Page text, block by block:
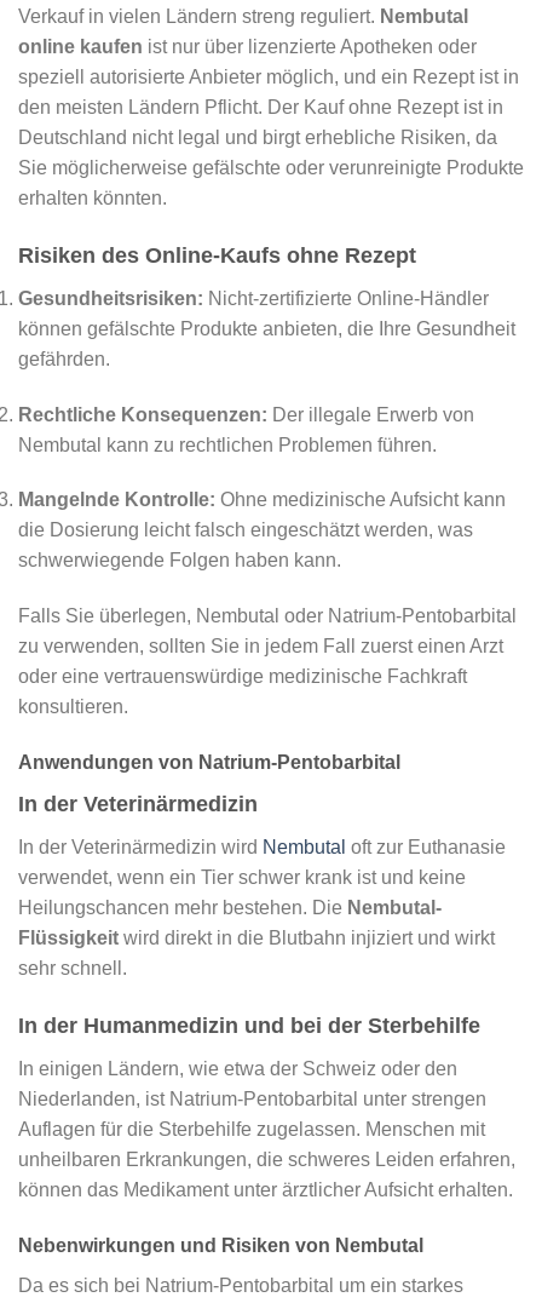
Verkauf in vielen Ländern streng reguliert. Nembutal
online kaufen ist nur über lizenzierte Apotheken oder
speziell autorisierte Anbieter möglich, und ein Rezept ist in
den meisten Ländern Pflicht. Der Kauf ohne Rezept ist in
Deutschland nicht legal und birgt erhebliche Risiken, da
Sie möglicherweise gefälschte oder verunreinigte Produkte
erhalten könnten.
Risiken des Online-Kaufs ohne Rezept
Gesundheitsrisiken: Nicht-zertifizierte Online-Händler
können gefälschte Produkte anbieten, die Ihre Gesundheit
gefährden.
Rechtliche Konsequenzen: Der illegale Erwerb von
Nembutal kann zu rechtlichen Problemen führen.
Mangelnde Kontrolle: Ohne medizinische Aufsicht kann
die Dosierung leicht falsch eingeschätzt werden, was
schwerwiegende Folgen haben kann.
Falls Sie überlegen, Nembutal oder Natrium-Pentobarbital
zu verwenden, sollten Sie in jedem Fall zuerst einen Arzt
oder eine vertrauenswürdige medizinische Fachkraft
konsultieren.
Anwendungen von Natrium-Pentobarbital
In der Veterinärmedizin
In der Veterinärmedizin wird Nembutal oft zur Euthanasie
verwendet, wenn ein Tier schwer krank ist und keine
Heilungschancen mehr bestehen. Die Nembutal-
Flüssigkeit wird direkt in die Blutbahn injiziert und wirkt
sehr schnell.
In der Humanmedizin und bei der Sterbehilfe
In einigen Ländern, wie etwa der Schweiz oder den
Niederlanden, ist Natrium-Pentobarbital unter strengen
Auflagen für die Sterbehilfe zugelassen. Menschen mit
unheilbaren Erkrankungen, die schweres Leiden erfahren,
können das Medikament unter ärztlicher Aufsicht erhalten.
Nebenwirkungen und Risiken von Nembutal
Da es sich bei Natrium-Pentobarbital um ein starkes